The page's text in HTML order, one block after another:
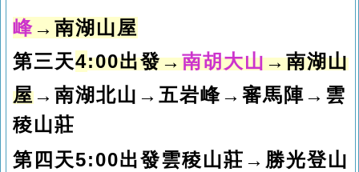
峰→南湖山屋
第三天4:00出發→南胡大山→南湖山
屋→南湖北山 → 五岩峰→審馬陣→雲
稜山莊
第四天5:00出發雲稜山莊 →勝光登山